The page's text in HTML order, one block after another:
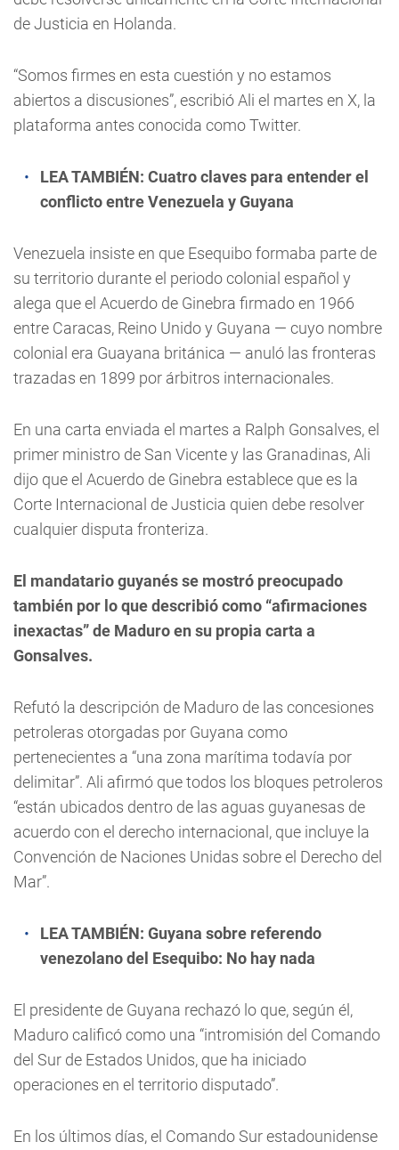
de Justicia en Holanda.
“Somos firmes en esta cuestión y no estamos
abiertos a discusiones”, escribió Ali el martes en X, la
plataforma antes conocida como Twitter.
LEA TAMBIÉN: Cuatro claves para entender el
conflicto entre Venezuela y Guyana
Venezuela insiste en que Esequibo formaba parte de
su territorio durante el periodo colonial español y
alega que el Acuerdo de Ginebra firmado en 1966
entre Caracas, Reino Unido y Guyana — cuyo nombre
colonial era Guayana británica — anuló las fronteras
trazadas en 1899 por árbitros internacionales.
En una carta enviada el martes a Ralph Gonsalves, el
primer ministro de San Vicente y las Granadinas, Ali
dijo que el Acuerdo de Ginebra establece que es la
Corte Internacional de Justicia quien debe resolver
cualquier disputa fronteriza.
El mandatario guyanés se mostró preocupado
también por lo que describió como “afirmaciones
inexactas” de Maduro en su propia carta a
Gonsalves.
Refutó la descripción de Maduro de las concesiones
petroleras otorgadas por Guyana como
pertenecientes a “una zona marítima todavía por
delimitar”. Ali afirmó que todos los bloques petroleros
“están ubicados dentro de las aguas guyanesas de
acuerdo con el derecho internacional, que incluye la
Convención de Naciones Unidas sobre el Derecho del
Mar”.
LEA TAMBIÉN: Guyana sobre referendo
venezolano del Esequibo: No hay nada
El presidente de Guyana rechazó lo que, según él,
Maduro calificó como una “intromisión del Comando
del Sur de Estados Unidos, que ha iniciado
operaciones en el territorio disputado”.
En los últimos días, el Comando Sur estadounidense